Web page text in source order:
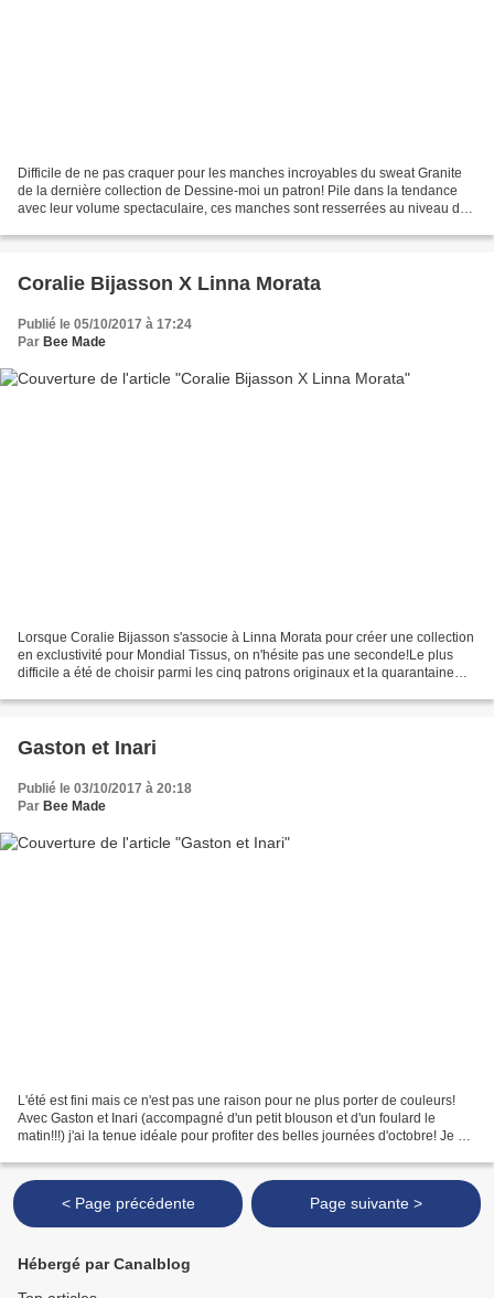
Difficile de ne pas craquer pour les manches incroyables du sweat Granite
de la dernière collection de Dessine-moi un patron! Pile dans la tendance
avec leur volume spectaculaire, ces manches sont resserrées au niveau du
Coralie Bijasson X Linna Morata
Publié le 05/10/2017 à 17:24
Par Bee Made
Lorsque Coralie Bijasson s'associe à Linna Morata pour créer une collection
en exclustivité pour Mondial Tissus, on n'hésite pas une seconde!Le plus
difficile a été de choisir parmi les cinq patrons originaux et la quarantaine
Gaston et Inari
Publié le 03/10/2017 à 20:18
Par Bee Made
L'été est fini mais ce n'est pas une raison pour ne plus porter de couleurs!
Avec Gaston et Inari (accompagné d'un petit blouson et d'un foulard le
matin!!!) j'ai la tenue idéale pour profiter des belles journées d'octobre! Je ne
< Page précédente Page suivante >
Hébergé par Canalblog